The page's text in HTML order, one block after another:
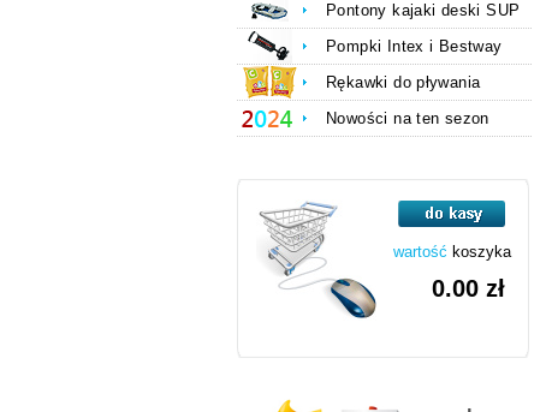
Pontony kajaki deski SUP
Pompki Intex i Bestway
Rękawki do pływania
Nowości na ten sezon
wartość koszyka
0.00 zł